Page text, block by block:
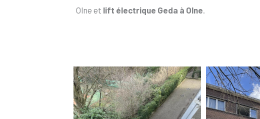
Olne et lift électrique Geda à Olne